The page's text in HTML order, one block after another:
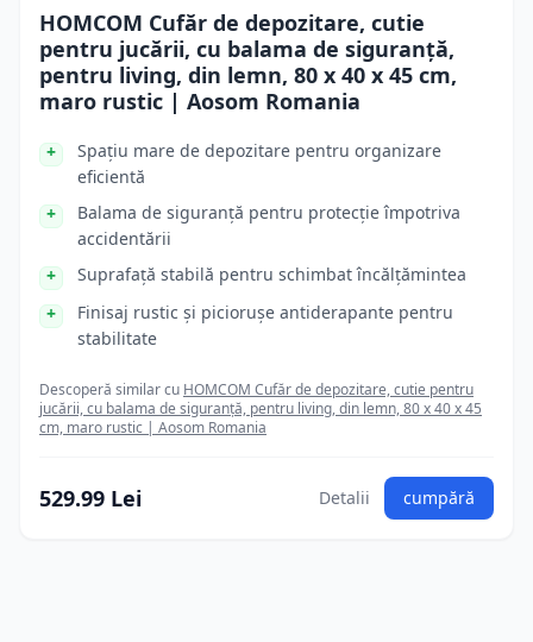
HOMCOM Cufăr de depozitare, cutie
pentru jucării, cu balama de siguranță,
pentru living, din lemn, 80 x 40 x 45 cm,
maro rustic | Aosom Romania
Spațiu mare de depozitare pentru organizare
eficientă
Balama de siguranță pentru protecție împotriva
accidentării
Suprafață stabilă pentru schimbat încălțămintea
Finisaj rustic și piciorușe antiderapante pentru
stabilitate
Descoperă similar cu HOMCOM Cufăr de depozitare, cutie pentru
jucării, cu balama de siguranță, pentru living, din lemn, 80 x 40 x 45
cm, maro rustic | Aosom Romania
529.99 Lei Detalii cumpără